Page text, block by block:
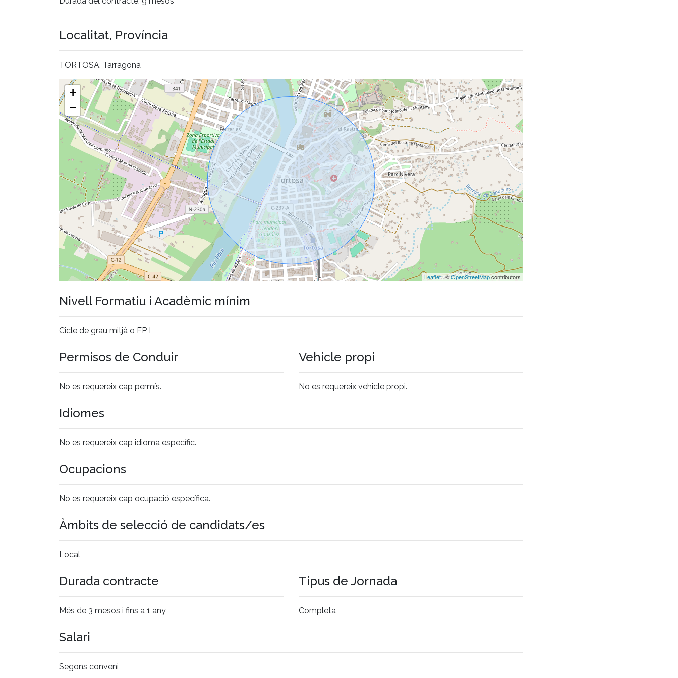
Localitat, Província
TORTOSA, Tarragona
+
−
Leaflet| ©OpenStreetMapcontributors
Nivell Formatiu i Acadèmic mínim
Cicle de grau mitjà o FP I
Permisos de Conduir
No es requereix cap permís.
Vehicle propi
No es requereix vehicle propi.
Idiomes
No es requereix cap idioma específic.
Ocupacions
No es requereix cap ocupació específica.
Àmbits de selecció de candidats/es
Local
Durada contracte
Més de 3 mesos i fins a 1 any
Tipus de Jornada
Completa
Salari
Segons conveni